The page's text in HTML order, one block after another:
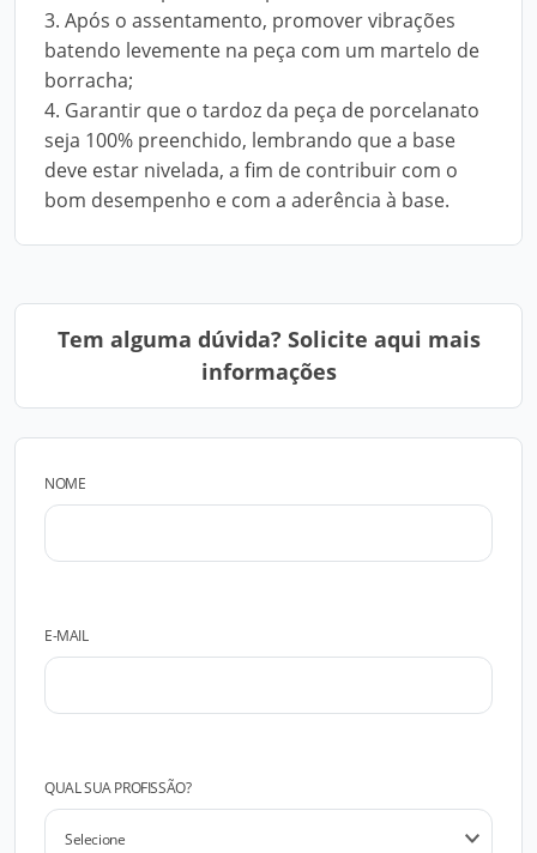
3. Após o assentamento, promover vibrações
batendo levemente na peça com um martelo de
borracha;
4. Garantir que o tardoz da peça de porcelanato
seja 100% preenchido, lembrando que a base
deve estar nivelada, a fim de contribuir com o
bom desempenho e com a aderência à base.
Tem alguma dúvida? Solicite aqui mais
informações
NOME
E-MAIL
QUAL SUA PROFISSÃO?